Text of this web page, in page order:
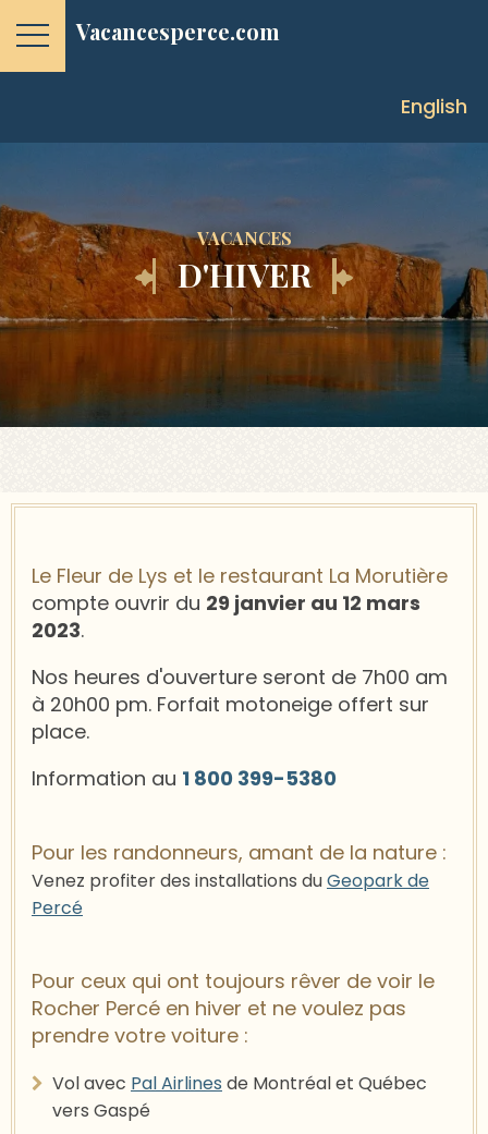
Vacancesperce.com
English
VACANCES
D'HIVER
Le Fleur de Lys et le restaurant La Morutière
compte ouvrir du 29 janvier au 12 mars
2023.
Nos heures d'ouverture seront de 7h00 am
à 20h00 pm. Forfait motoneige offert sur
place.
Information au 1 800 399-5380
Pour les randonneurs, amant de la nature :
Venez profiter des installations duGeopark de
Percé
Pour ceux qui ont toujours rêver de voir le
Rocher Percé en hiver et ne voulez pas
prendre votre voiture :
Vol avec Pal Airlines de Montréal et Québec
vers Gaspé